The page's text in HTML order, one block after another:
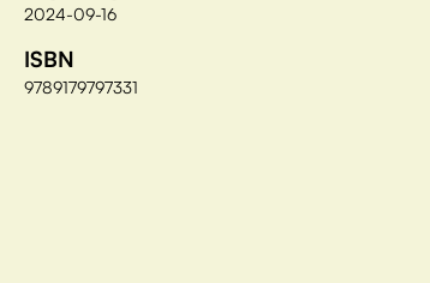
2024-09-16
ISBN
9789179797331